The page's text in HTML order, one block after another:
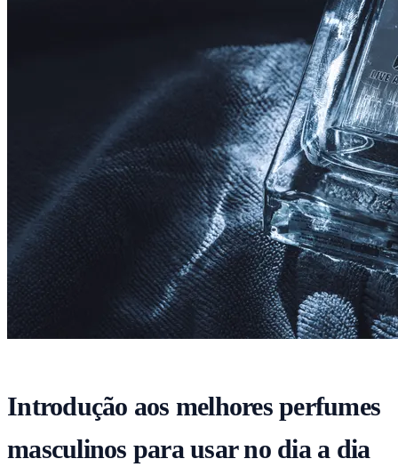
Introdução aos melhores perfumes
masculinos para usar no dia a dia